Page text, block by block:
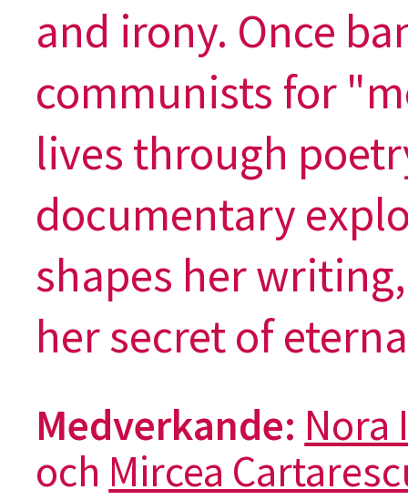
and irony. Once
communists for
lives through
documentary
shapes her
her secret of
Medverkande: Nora
och Mircea